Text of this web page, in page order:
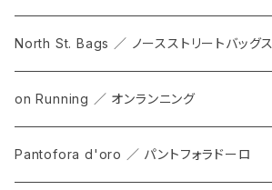
North St. Bags ／ ノースストリートバッグス
on Running ／ オンランニング
ALL
Pantofora d'oro ／ パントフォラドーロ